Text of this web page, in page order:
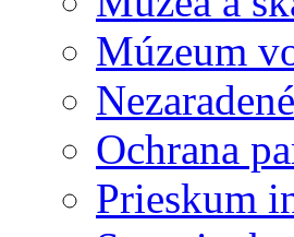
Múzeum
Nezaradené
Ochrana
Prieskum